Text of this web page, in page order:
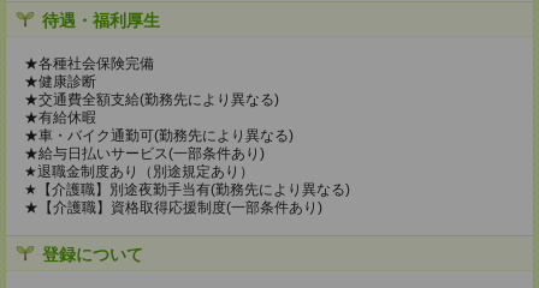
待遇・福利厚生
★各種社会保険完備
★健康診断
★交通費全額支給(勤務先により異なる)
★有給休暇
★車・バイク通勤可(勤務先により異なる)
★給与日払いサービス(一部条件あり)
★退職金制度あり（別途規定あり）
★【介護職】別途夜勤手当有(勤務先により異なる)
★【介護職】資格取得応援制度(一部条件あり)
登録について